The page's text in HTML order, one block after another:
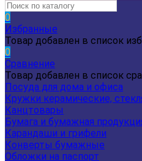
0
Избранные
Товар добавлен в список
0
Сравнение
Товар добавлен в список
Посуда для дома и офиса
Кружки керамические,
Канцтовары
Бумага и бумажная
Карандаши и грифели
Конверты бумажные
Обложки на паспорт